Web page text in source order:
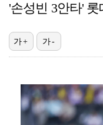
'손성빈 3안타'
가+ 가-